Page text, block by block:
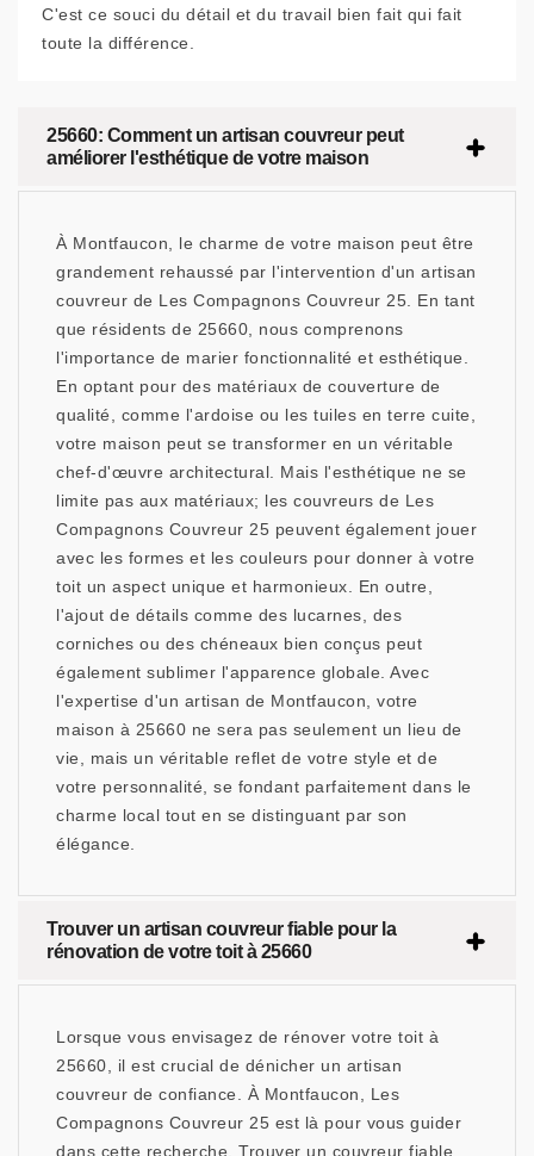
C'est ce souci du détail et du travail bien fait qui fait
toute la différence.
25660: Comment un artisan couvreur peut
améliorer l'esthétique de votre maison
À Montfaucon, le charme de votre maison peut être
grandement rehaussé par l'intervention d'un artisan
couvreur de Les Compagnons Couvreur 25. En tant
que résidents de 25660, nous comprenons
l'importance de marier fonctionnalité et esthétique.
En optant pour des matériaux de couverture de
qualité, comme l'ardoise ou les tuiles en terre cuite,
votre maison peut se transformer en un véritable
chef-d'œuvre architectural. Mais l'esthétique ne se
limite pas aux matériaux; les couvreurs de Les
Compagnons Couvreur 25 peuvent également jouer
avec les formes et les couleurs pour donner à votre
toit un aspect unique et harmonieux. En outre,
l'ajout de détails comme des lucarnes, des
corniches ou des chéneaux bien conçus peut
également sublimer l'apparence globale. Avec
l'expertise d'un artisan de Montfaucon, votre
maison à 25660 ne sera pas seulement un lieu de
vie, mais un véritable reflet de votre style et de
votre personnalité, se fondant parfaitement dans le
charme local tout en se distinguant par son
élégance.
Trouver un artisan couvreur fiable pour la
rénovation de votre toit à 25660
Lorsque vous envisagez de rénover votre toit à
25660, il est crucial de dénicher un artisan
couvreur de confiance. À Montfaucon, Les
Compagnons Couvreur 25 est là pour vous guider
dans cette recherche. Trouver un couvreur fiable